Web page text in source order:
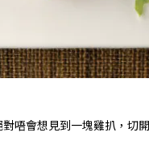
唔會想見到一塊雞扒，切